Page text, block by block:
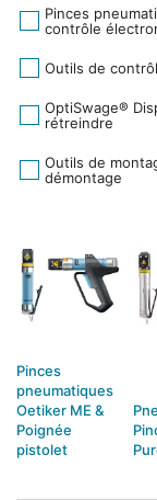
Pinces
contrôle
Outils de
OptiSwage®
rétreindre
Outils de
démontage
Pinces
pneumatiques
Oetiker ME &
Poignée
pistolet